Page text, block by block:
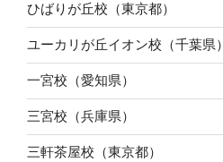
ひばりが丘校（東京都）
ユーカリが丘イオン校（千葉県）
一宮校（愛知県）
三宮校（兵庫県）
三軒茶屋校（東京都）